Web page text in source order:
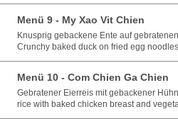
Menü 9 - My Xao Vit Chien
Knusprig gebackene Ente auf
Crunchy baked duck on fried egg
Menü 10 - Com Chien Ga Chien
Gebratener Eierreis mit gebackener
rice with baked chicken breast and